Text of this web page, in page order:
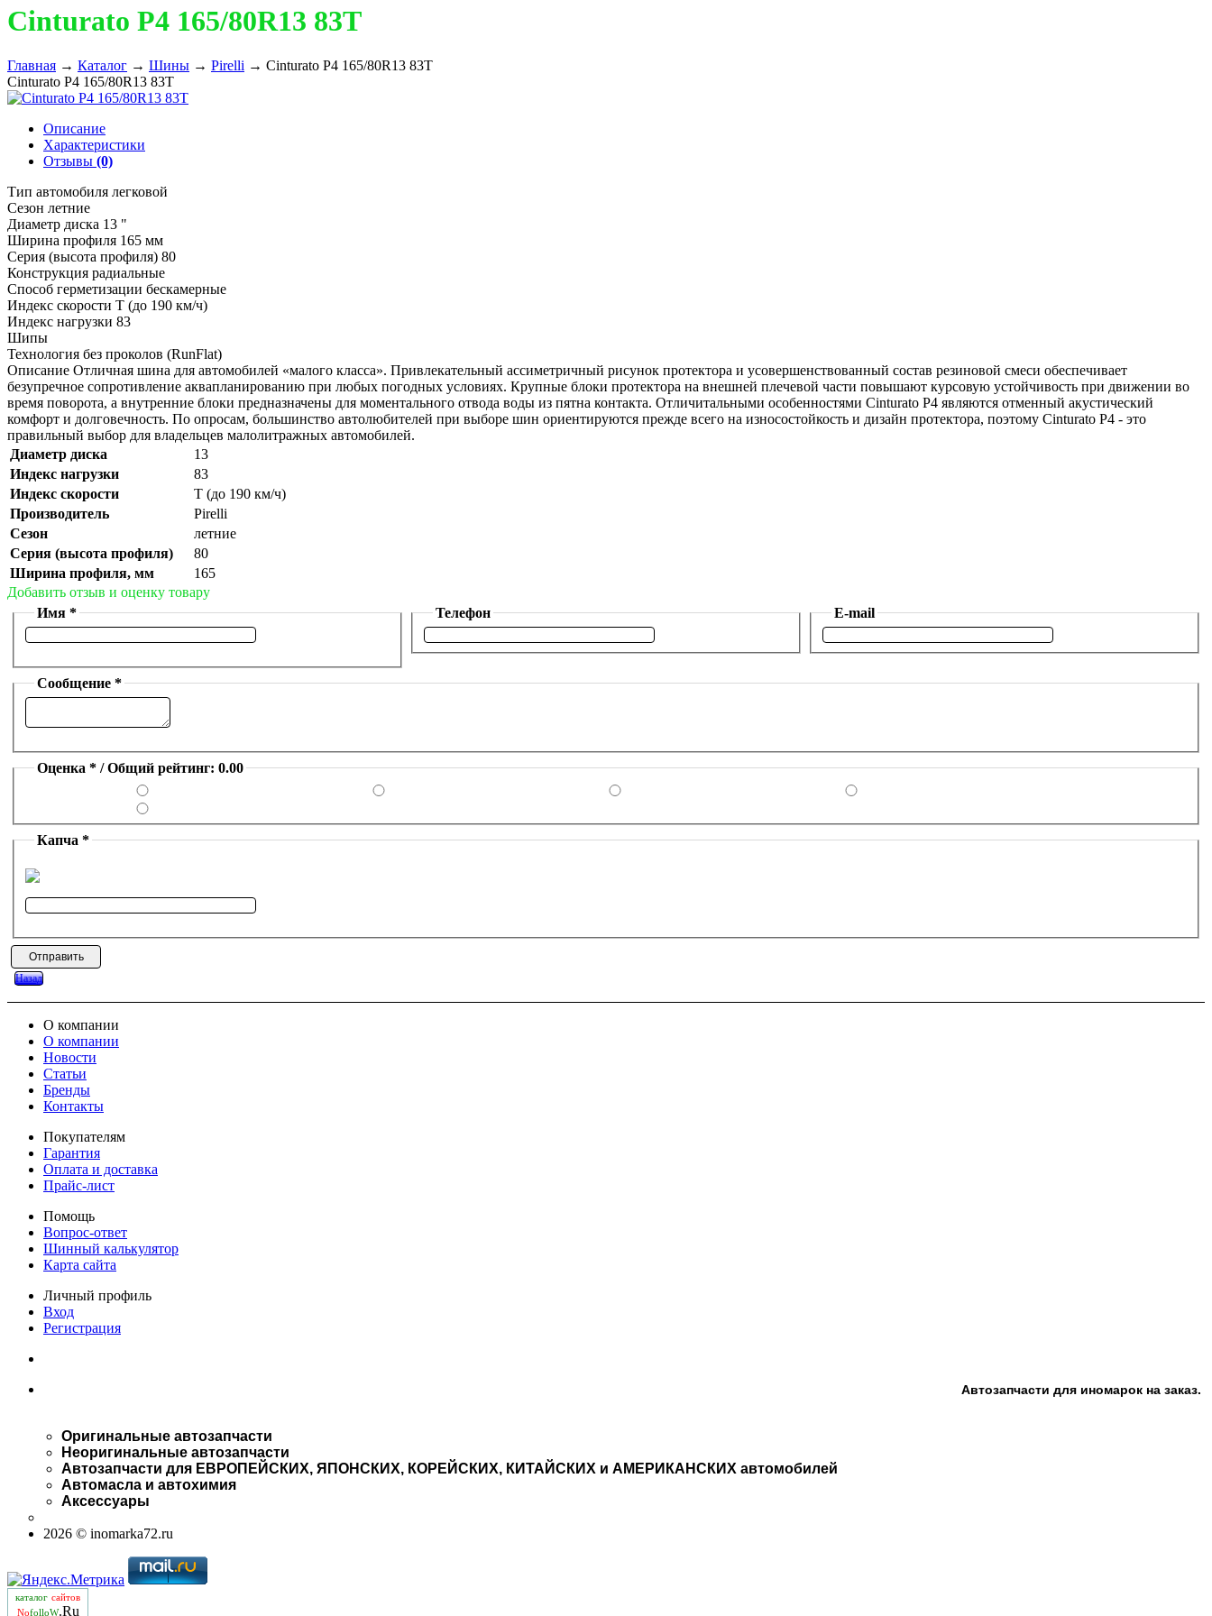
Cinturato P4 165/80R13 83T
Главная → Каталог → Шины → Pirelli → Cinturato P4 165/80R13 83T
Cinturato P4 165/80R13 83T
Описание
Характеристики
Отзывы (0)
Тип автомобиля легковой
Сезон летние
Диаметр диска 13 "
Ширина профиля 165 мм
Серия (высота профиля) 80
Конструкция радиальные
Способ герметизации бескамерные
Индекс скорости T (до 190 км/ч)
Индекс нагрузки 83
Шипы
Технология без проколов (RunFlat)
Описание Отличная шина для автомобилей «малого класса». Привлекательный ассиметричный рисунок протектора и усовершенствованный состав резиновой смеси обеспечивает
безупречное сопротивление аквапланированию при любых погодных условиях. Крупные блоки протектора на внешней плечевой части повышают курсовую устойчивость при движении во
время поворота, а внутренние блоки предназначены для моментального отвода воды из пятна контакта. Отличитальными особенностями Cinturato P4 являются отменный акустический
комфорт и долговечность. По опросам, большинство автолюбителей при выборе шин ориентируются прежде всего на износостойкость и дизайн протектора, поэтому Cinturato P4 - это
правильный выбор для владельцев малолитражных автомобилей.
Диаметр диска
13
Индекс нагрузки
83
Индекс скорости
T (до 190 км/ч)
Производитель
Pirelli
Сезон
летние
Серия (высота профиля)
80
Ширина профиля, мм
165
Добавить отзыв и оценку товару
Имя *
Телефон E-mail
Сообщение *
Оценка * / Общий рейтинг: 0.00
Капча *
Назад
О компании
О компании
Новости
Статьи
Бренды
Контакты
Покупателям
Гарантия
Оплата и доставка
Прайс-лист
Помощь
Вопрос-ответ
Шинный калькулятор
Карта сайта
Личный профиль
Вход
Регистрация
Автозапчасти для иномарок на заказ.
Оригинальные автозапчасти
Неоригинальные автозапчасти
Автозапчасти для ЕВРОПЕЙСКИХ, ЯПОНСКИХ, КОРЕЙСКИХ, КИТАЙСКИХ и АМЕРИКАНСКИХ автомобилей
Автомасла и автохимия
Аксессуары
2026 © inomarka72.ru
каталог сайтов
NofolloW.Ru